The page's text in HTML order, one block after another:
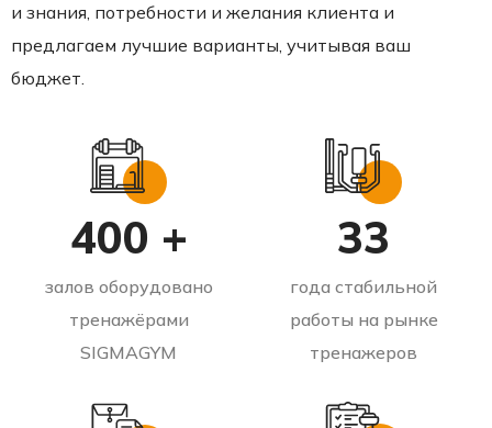
и знания, потребности и желания клиента и
предлагаем лучшие варианты, учитывая ваш
бюджет.
400 +
залов оборудовано
тренажёрами
SIGMAGYM
33
года стабильной
работы на рынке
тренажеров